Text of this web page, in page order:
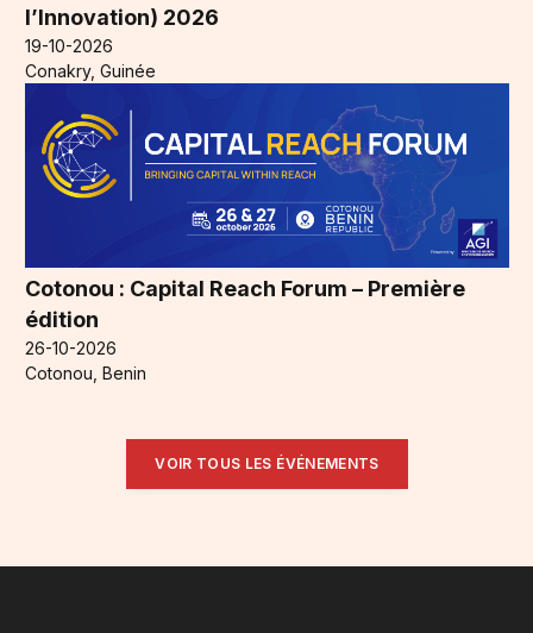
l’Innovation) 2026
19-10-2026
Conakry, Guinée
Cotonou : Capital Reach Forum – Première
édition
26-10-2026
Cotonou, Benin
VOIR TOUS LES ÉVÉNEMENTS